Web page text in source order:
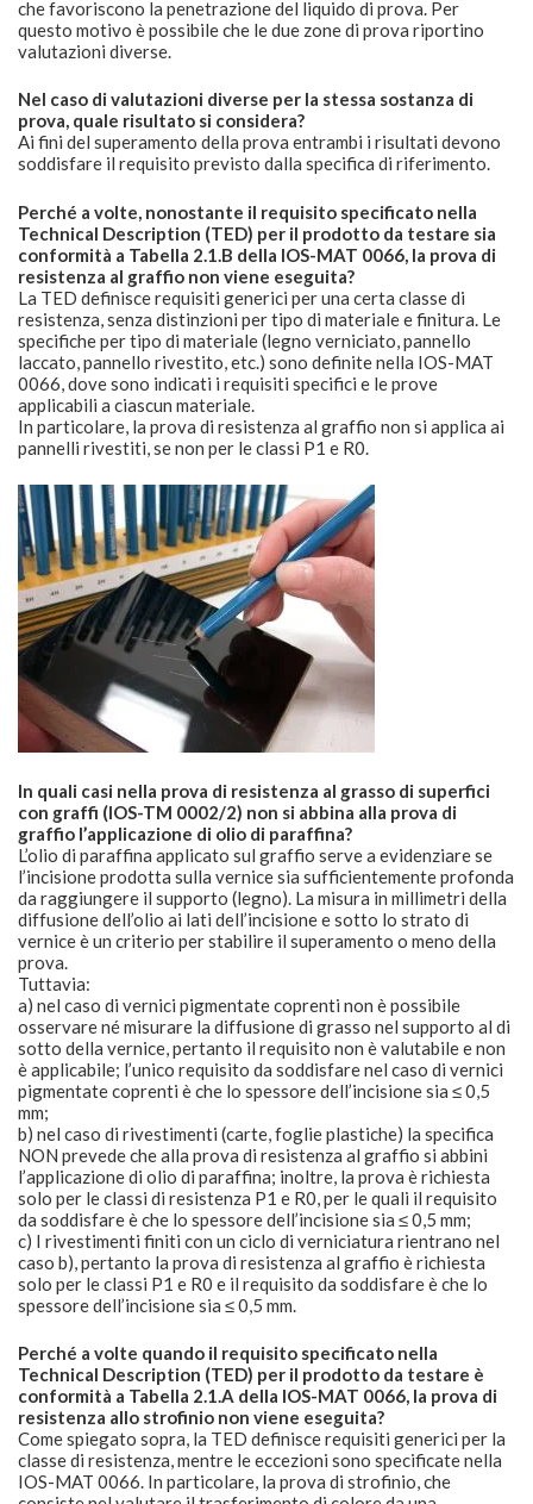
che favoriscono la penetrazione del liquido di prova. Per
questo motivo è possibile che le due zone di prova riportino
valutazioni diverse.
Nel caso di valutazioni diverse per la stessa sostanza di
prova, quale risultato si considera?
Ai fini del superamento della prova entrambi i risultati devono
soddisfare il requisito previsto dalla specifica di riferimento.
Perché a volte, nonostante il requisito specificato nella
Technical Description (TED) per il prodotto da testare sia
conformità a Tabella 2.1.B della IOS-MAT 0066, la prova di
resistenza al graffio non viene eseguita?
La TED definisce requisiti generici per una certa classe di
resistenza, senza distinzioni per tipo di materiale e finitura. Le
specifiche per tipo di materiale (legno verniciato, pannello
laccato, pannello rivestito, etc.) sono definite nella IOS-MAT
0066, dove sono indicati i requisiti specifici e le prove
applicabili a ciascun materiale.
In particolare, la prova di resistenza al graffio non si applica ai
pannelli rivestiti, se non per le classi P1 e R0.
In quali casi nella prova di resistenza al grasso di superfici
con graffi (IOS-TM 0002/2) non si abbina alla prova di
graffio l’applicazione di olio di paraffina?
L’olio di paraffina applicato sul graffio serve a evidenziare se
l’incisione prodotta sulla vernice sia sufficientemente profonda
da raggiungere il supporto (legno). La misura in millimetri della
diffusione dell’olio ai lati dell’incisione e sotto lo strato di
vernice è un criterio per stabilire il superamento o meno della
prova.
Tuttavia:
a) nel caso di vernici pigmentate coprenti non è possibile
osservare né misurare la diffusione di grasso nel supporto al di
sotto della vernice, pertanto il requisito non è valutabile e non
è applicabile; l’unico requisito da soddisfare nel caso di vernici
pigmentate coprenti è che lo spessore dell’incisione sia ≤ 0,5
mm;
b) nel caso di rivestimenti (carte, foglie plastiche) la specifica
NON prevede che alla prova di resistenza al graffio si abbini
l’applicazione di olio di paraffina; inoltre, la prova è richiesta
solo per le classi di resistenza P1 e R0, per le quali il requisito
da soddisfare è che lo spessore dell’incisione sia ≤ 0,5 mm;
c) I rivestimenti finiti con un ciclo di verniciatura rientrano nel
caso b), pertanto la prova di resistenza al graffio è richiesta
solo per le classi P1 e R0 e il requisito da soddisfare è che lo
spessore dell’incisione sia ≤ 0,5 mm.
Perché a volte quando il requisito specificato nella
Technical Description (TED) per il prodotto da testare è
conformità a Tabella 2.1.A della IOS-MAT 0066, la prova di
resistenza allo strofinio non viene eseguita?
Come spiegato sopra, la TED definisce requisiti generici per la
classe di resistenza, mentre le eccezioni sono specificate nella
IOS-MAT 0066. In particolare, la prova di strofinio, che